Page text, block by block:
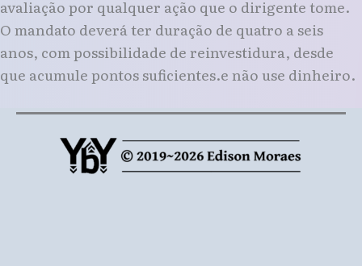
avaliação por qualquer ação que o dirigente tome.
O mandato deverá ter duração de quatro a seis
anos, com possibilidade de reinvestidura, desde
que acumule pontos suficientes.e não use dinheiro.